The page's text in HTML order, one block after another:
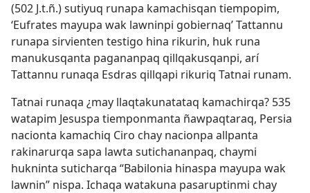
(502 J.t.ñ.) sutiyuq runapa kamachisqan tiempopim,
‘Eufrates mayupa wak lawninpi gobiernaq’ Tattannu
runapa sirvienten testigo hina rikurin, huk runa
manukusqanta pagananpaq qillqakusqanpi, arí
Tattannu runaqa Esdras qillqapi rikuriq Tatnai runam.
Tatnai runaqa ¿may llaqtakunatataq kamachirqa? 535
watapim Jesuspa tiemponmanta ñawpaqtaraq, Persia
nacionta kamachiq Ciro chay nacionpa allpanta
rakinarurqa sapa lawta sutichananpaq, chaymi
hukninta suticharqa “Babilonia hinaspa mayupa wak
lawnin” nispa. Ichaqa watakuna pasaruptinmi chay